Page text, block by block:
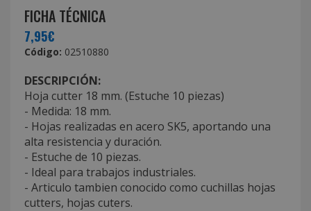
FICHA TÉCNICA
7,95€
Código: 02510880
DESCRIPCIÓN:
Hoja cutter 18 mm. (Estuche 10 piezas)
- Medida: 18 mm.
- Hojas realizadas en acero SK5, aportando una
alta resistencia y duración.
- Estuche de 10 piezas.
- Ideal para trabajos industriales.
- Articulo tambien conocido como cuchillas hojas
cutters, hojas cuters.